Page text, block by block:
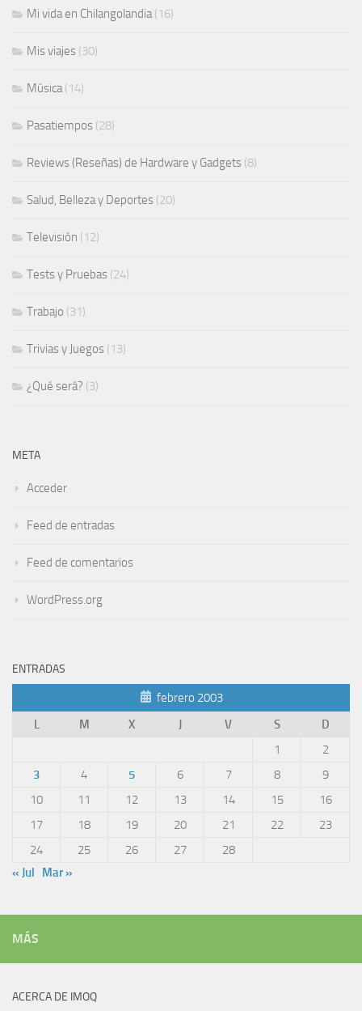
Mi vida en Chilangolandia(16)
Mis viajes (30)
Música(14)
Pasatiempos (28)
Reviews (Reseñas) de Hardware y Gadgets (8)
Salud, Belleza y Deportes (20)
Televisión (12)
Tests y Pruebas (24)
Trabajo (31)
Trivias y Juegos (13)
¿Qué será? (3)
META
Acceder
Feed de entradas
Feed de comentarios
WordPress.org
ENTRADAS
febrero 2003
L
M X J V S
D
1
2
3
4 5 6 7 8
9
10
11 12 13 14 15
16
17
18 19 20 21 22
23
24
25 26 27
28
« Jul
Mar »
MÁS
ACERCA DE IMOQ